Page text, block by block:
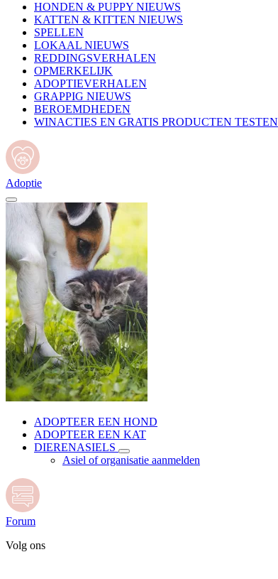
HONDEN & PUPPY NIEUWS
KATTEN & KITTEN NIEUWS
SPELLEN
LOKAAL NIEUWS
REDDINGSVERHALEN
OPMERKELIJK
ADOPTIEVERHALEN
GRAPPIG NIEUWS
BEROEMDHEDEN
WINACTIES EN GRATIS PRODUCTEN TESTEN
Adoptie
ADOPTEER EEN HOND
ADOPTEER EEN KAT
DIERENASIELS
Asiel of organisatie aanmelden
Forum
Volg ons